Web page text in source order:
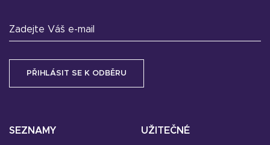
SEZNAMY UŽITEČNÉ
Zadejte Váš e-mail